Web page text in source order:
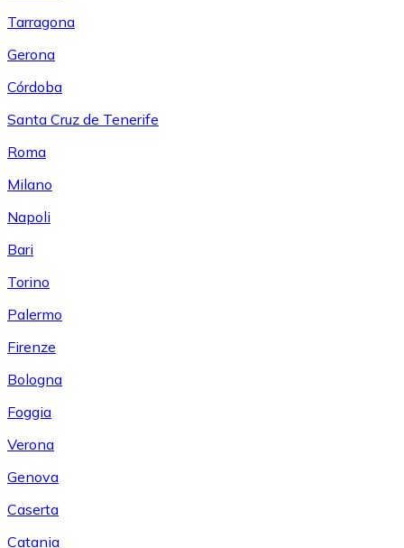
Tarragona
Gerona
Córdoba
Santa Cruz de Tenerife
Roma
Milano
Napoli
Bari
Torino
Palermo
Firenze
Bologna
Foggia
Verona
Genova
Caserta
Catania